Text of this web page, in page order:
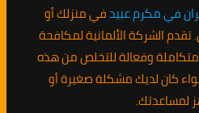
في مكرم عبيدفي منزلك أو
تقدم الشركة الألمانية لمكافحة
وفعالة للتخلص من هذه
كان لديك مشكلة صغيرة أو
لمساعدتك.